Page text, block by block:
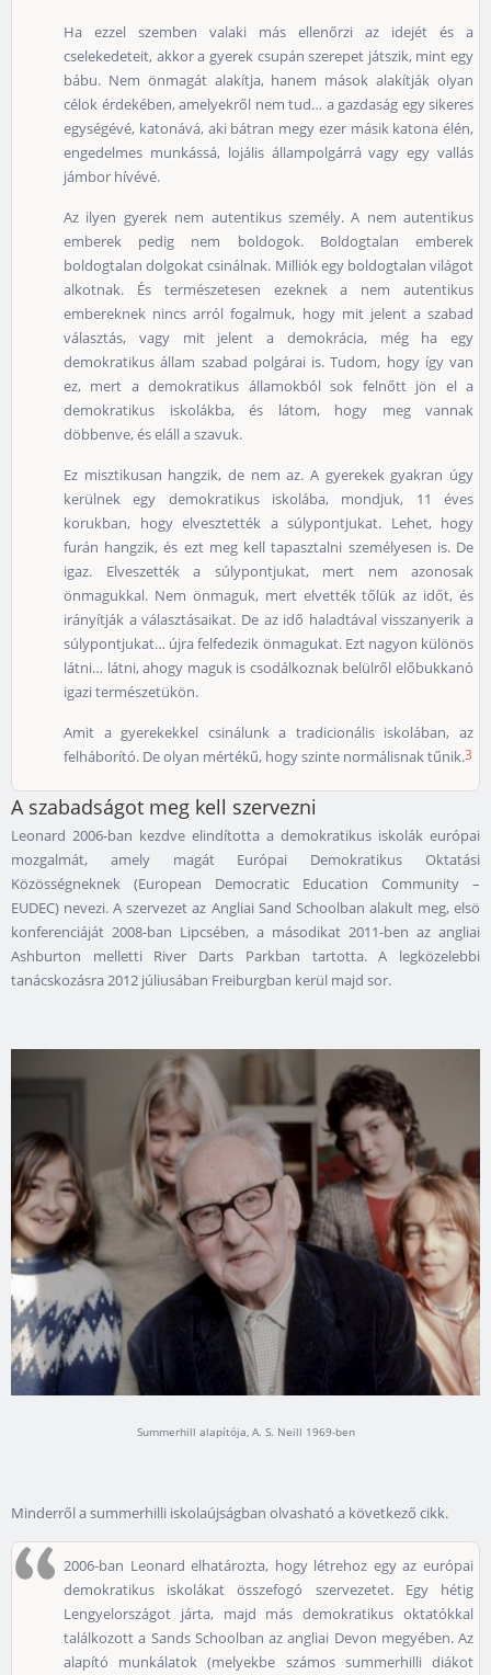
Ha ezzel szemben valaki más ellenőrzi az idejét és a
cselekedeteit, akkor a gyerek csupán szerepet játszik, mint egy
bábu. Nem önmagát alakítja, hanem mások alakítják olyan
célok érdekében, amelyekről nem tud… a gazdaság egy sikeres
egységévé, katonává, aki bátran megy ezer másik katona élén,
engedelmes munkássá, lojális állampolgárrá vagy egy vallás
jámbor hívévé.
Az ilyen gyerek nem autentikus személy. A nem autentikus
emberek pedig nem boldogok. Boldogtalan emberek
boldogtalan dolgokat csinálnak. Milliók egy boldogtalan világot
alkotnak. És természetesen ezeknek a nem autentikus
embereknek nincs arról fogalmuk, hogy mit jelent a szabad
választás, vagy mit jelent a demokrácia, még ha egy
demokratikus állam szabad polgárai is. Tudom, hogy így van
ez, mert a demokratikus államokból sok felnőtt jön el a
demokratikus iskolákba, és látom, hogy meg vannak
döbbenve, és eláll a szavuk.
Ez misztikusan hangzik, de nem az. A gyerekek gyakran úgy
kerülnek egy demokratikus iskolába, mondjuk, 11 éves
korukban, hogy elvesztették a súlypontjukat. Lehet, hogy
furán hangzik, és ezt meg kell tapasztalni személyesen is. De
igaz. Elveszették a súlypontjukat, mert nem azonosak
önmagukkal. Nem önmaguk, mert elvették tőlük az időt, és
irányítják a választásaikat. De az idő haladtával visszanyerik a
súlypontjukat… újra felfedezik önmagukat. Ezt nagyon különös
látni… látni, ahogy maguk is csodálkoznak belülről előbukkanó
igazi természetükön.
Amit a gyerekekkel csinálunk a tradicionális iskolában, az
felháborító. De olyan mértékű, hogy szinte normálisnak tűnik.3
A szabadságot meg kell szervezni
Leonard 2006-ban kezdve elindította a demokratikus iskolák európai
mozgalmát, amely magát Európai Demokratikus Oktatási
Közösségneknek (European Democratic Education Community –
EUDEC) nevezi. A szervezet az Angliai Sand Schoolban alakult meg, elsö
konferenciáját 2008-ban Lipcsében, a másodikat 2011-ben az angliai
Ashburton melletti River Darts Parkban tartotta. A legközelebbi
tanácskozásra 2012 júliusában Freiburgban kerül majd sor.
Summerhill alapítója, A. S. Neill 1969-ben
Minderről a summerhilli iskolaújságban olvasható a következő cikk.
2006-ban Leonard elhatározta, hogy létrehoz egy az európai
demokratikus iskolákat összefogó szervezetet. Egy hétig
Lengyelországot járta, majd más demokratikus oktatókkal
találkozott a Sands Schoolban az angliai Devon megyében. Az
alapító munkálatok (melyekbe számos summerhilli diákot